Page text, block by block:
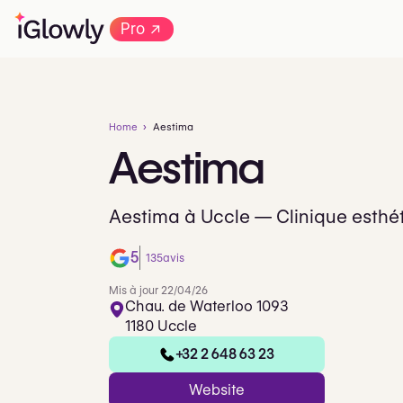
Pro→
Home Aestima
Aestima
Aestima à Uccle — Clinique
5 135avis
Mis à jour 22/04/26
Chau. de Waterloo 1093
1180 Uccle
+32 2 648 63 23
Website